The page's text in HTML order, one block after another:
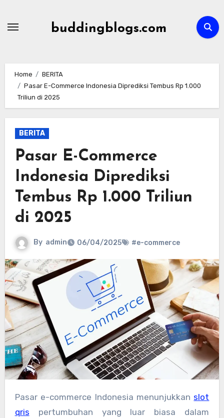
buddingblogs.com
Home
BERITA
Pasar E-Commerce Indonesia Diprediksi Tembus Rp 1.000
Triliun di 2025
BERITA
Pasar E-Commerce
Indonesia Diprediksi
Tembus Rp 1.000 Triliun
di 2025
By admin 06/04/2025 #e-commerce
Pasar e-commerce Indonesia menunjukkan slot
qris pertumbuhan yang luar biasa dalam